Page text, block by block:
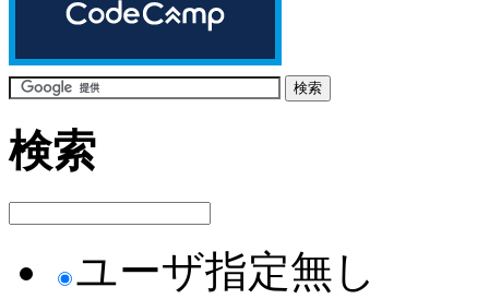
検索
ユーザ指定無し